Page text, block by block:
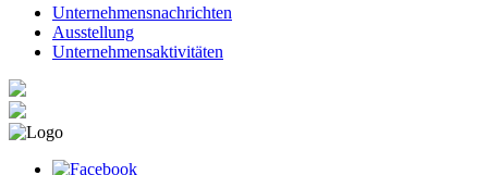
Unternehmensnachrichten
Ausstellung
Unternehmensaktivitäten